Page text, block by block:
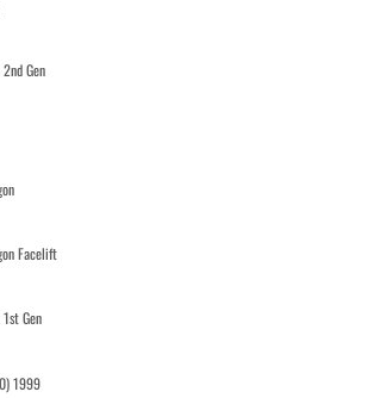
Gen
Facelift
Gen
1999